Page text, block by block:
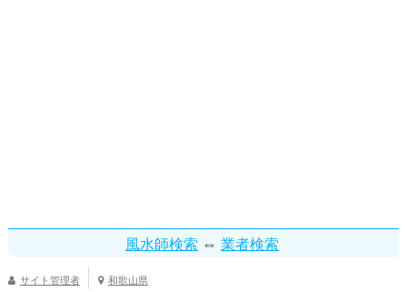
風水師検索 ⇔ 業者検索
サイト管理者 和歌山県